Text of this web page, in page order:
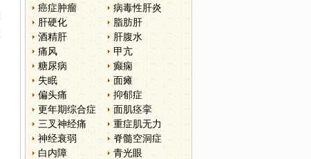
癌症肿瘤
病毒性肝炎
肝硬化
脂肪肝
酒精肝
肝腹水
痛风
甲亢
糖尿病
癫痫
失眠
面瘫
偏头痛
抑郁症
更年期综合症
面肌痉挛
三叉神经痛
重症肌无力
神经衰弱
脊髓空洞症
白内障
青光眼